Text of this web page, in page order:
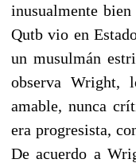
inusualmente
Qutb vio en
un musulmán
observa Wright,
amable, nunca
era progresista,
De acuerdo a